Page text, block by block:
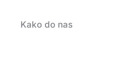
Kako do nas